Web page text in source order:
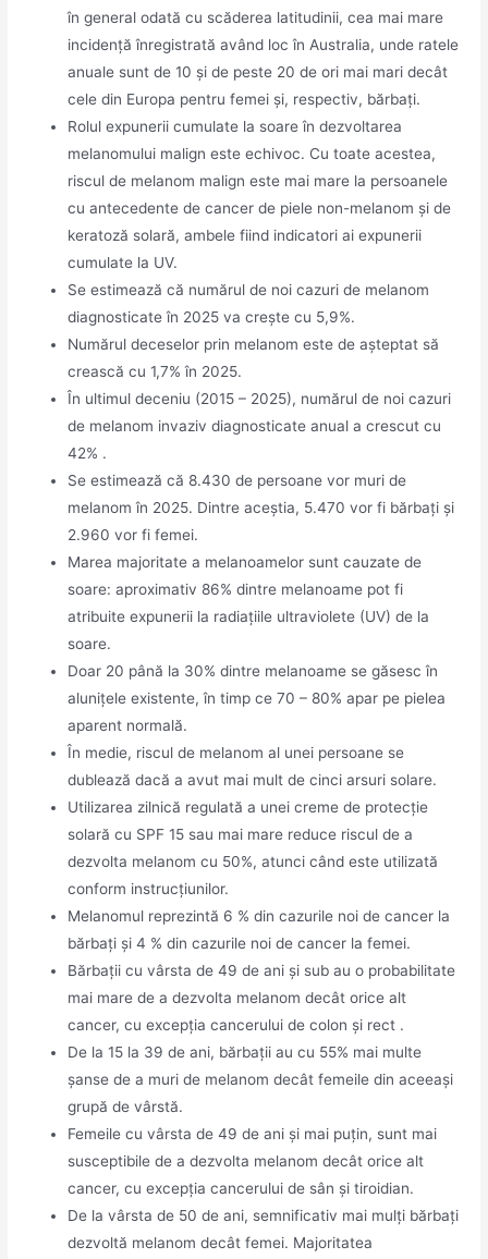
în general odată cu scăderea latitudinii, cea mai mare
incidență înregistrată având loc în Australia, unde ratele
anuale sunt de 10 și de peste 20 de ori mai mari decât
cele din Europa pentru femei și, respectiv, bărbați.
Rolul expunerii cumulate la soare în dezvoltarea
melanomului malign este echivoc. Cu toate acestea,
riscul de melanom malign este mai mare la persoanele
cu antecedente de cancer de piele non-melanom și de
keratoză solară, ambele fiind indicatori ai expunerii
cumulate la UV.
Se estimează că numărul de noi cazuri de melanom
diagnosticate în 2025 va crește cu 5,9%.
Numărul deceselor prin melanom este de așteptat să
crească cu 1,7% în 2025.
În ultimul deceniu (2015 – 2025), numărul de noi cazuri
de melanom invaziv diagnosticate anual a crescut cu
42% .
Se estimează că 8.430 de persoane vor muri de
melanom în 2025. Dintre aceștia, 5.470 vor fi bărbați și
2.960 vor fi femei.
Marea majoritate a melanoamelor sunt cauzate de
soare: aproximativ 86% dintre melanoame pot fi
atribuite expunerii la radiațiile ultraviolete (UV) de la
soare.
Doar 20 până la 30% dintre melanoame se găsesc în
alunițele existente, în timp ce 70 – 80% apar pe pielea
aparent normală.
În medie, riscul de melanom al unei persoane se
dublează dacă a avut mai mult de cinci arsuri solare.
Utilizarea zilnică regulată a unei creme de protecție
solară cu SPF 15 sau mai mare reduce riscul de a
dezvolta melanom cu 50%, atunci când este utilizată
conform instrucțiunilor.
Melanomul reprezintă 6 % din cazurile noi de cancer la
bărbați și 4 % din cazurile noi de cancer la femei.
Bărbații cu vârsta de 49 de ani și sub au o probabilitate
mai mare de a dezvolta melanom decât orice alt
cancer, cu excepția cancerului de colon și rect .
De la 15 la 39 de ani, bărbații au cu 55% mai multe
șanse de a muri de melanom decât femeile din aceeași
grupă de vârstă.
Femeile cu vârsta de 49 de ani și mai puțin, sunt mai
susceptibile de a dezvolta melanom decât orice alt
cancer, cu excepția cancerului de sân și tiroidian.
De la vârsta de 50 de ani, semnificativ mai mulți bărbați
dezvoltă melanom decât femei. Majoritatea